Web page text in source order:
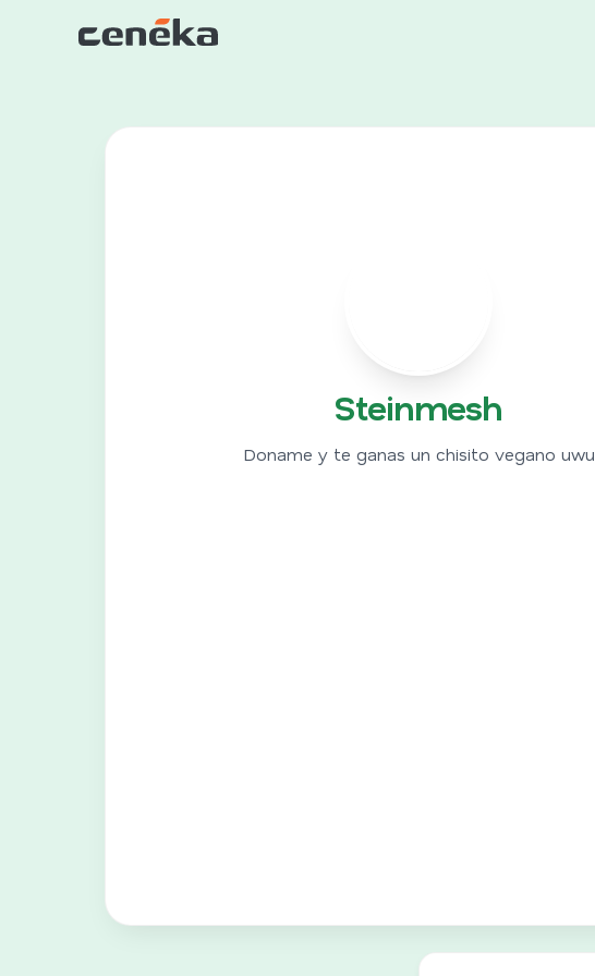
Steinmesh
Doname y te ganas un chisito vegano uwu